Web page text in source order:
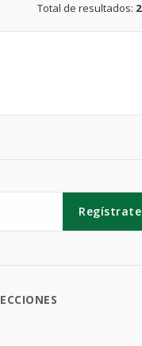
Total de resultados: 2
Regístrate